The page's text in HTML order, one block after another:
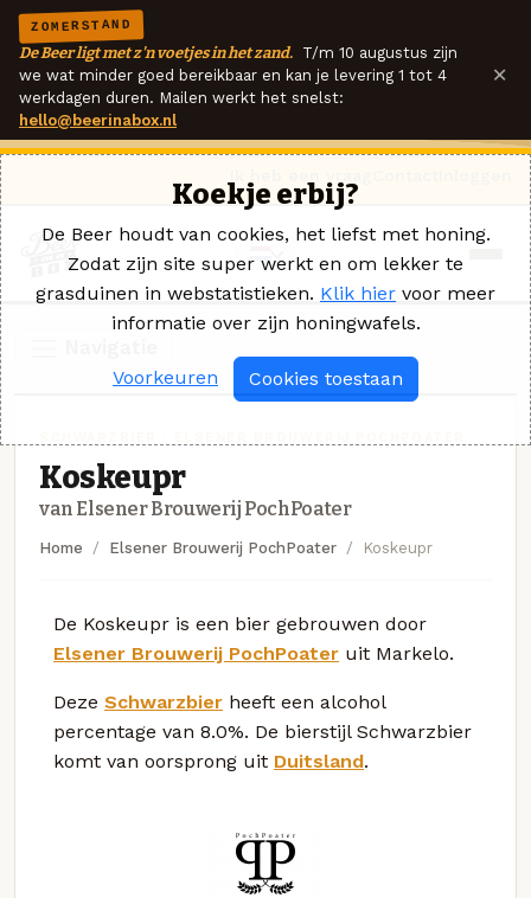
ZOMERSTAND
De Beer ligt met z'n voetjes in het zand. T/m 10 augustus zijn
we wat minder goed bereikbaar en kan je levering 1 tot 4
werkdagen duren. Mailen werkt het snelst:
hello@beerinabox.nl
×
Koskeupr
van Elsener Brouwerij PochPoater
Home Elsener Brouwerij PochPoater Koskeupr
De Koskeupr is een bier gebrouwen door
Elsener Brouwerij PochPoater uit Markelo.
Deze Schwarzbier heeft een alcohol
percentage van 8.0%. De bierstijl Schwarzbier
komt van oorsprong uit Duitsland.
Koekje erbij?
De Beer houdt van cookies, het liefst met honing.
Zodat zijn site super werkt en om lekker te
grasduinen in webstatistieken. Klik hier voor meer
informatie over zijn honingwafels.
Voorkeuren Cookies toestaan